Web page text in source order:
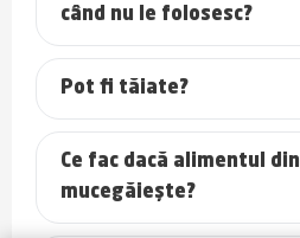
când nu le folosesc?
Pot fi tăiate?
Ce fac dacă alimentul
mucegăiește?